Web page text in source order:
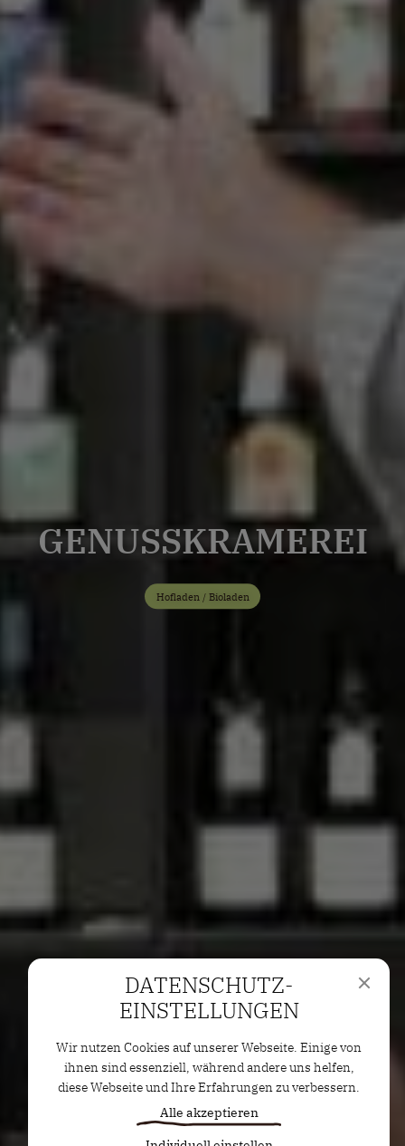
GENUSSKRAMEREI
Hofladen / Bioladen
DATENSCHUTZ­
EINSTELLUNGEN
Wir nutzen Cookies auf unserer Webseite. Einige von
ihnen sind essenziell, während andere uns helfen,
diese Webseite und Ihre Erfahrungen zu verbessern.
Alle akzeptieren